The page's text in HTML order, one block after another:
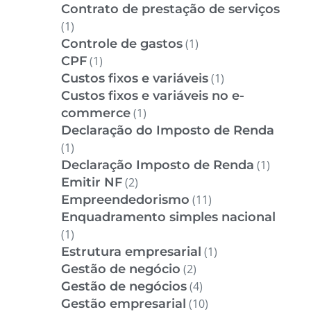
Contrato de prestação de serviços
(1)
Controle de gastos(1)
CPF(1)
Custos fixos e variáveis(1)
Custos fixos e variáveis no e-
commerce(1)
Declaração do Imposto de Renda
(1)
Declaração Imposto de Renda (1)
Emitir NF(2)
Empreendedorismo (11)
Enquadramento simples nacional
(1)
Estrutura empresarial (1)
Gestão de negócio (2)
Gestão de negócios(4)
Gestão empresarial (10)